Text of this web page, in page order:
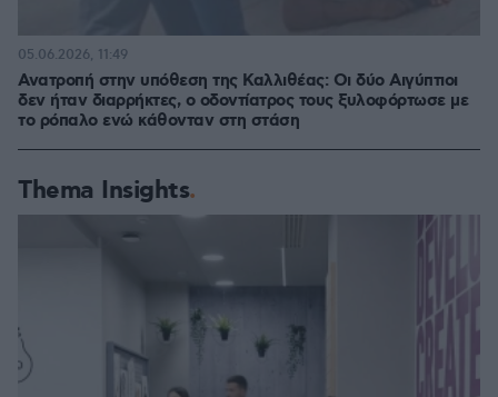
Ανατροπή στην υπόθεση της Καλλιθέας: Οι δύο Αιγύπτιοι
δεν ήταν διαρρήκτες, ο οδοντίατρος τους ξυλοφόρτωσε με
το ρόπαλο ενώ κάθονταν στη στάση
05.06.2026, 11:49
Thema Insights